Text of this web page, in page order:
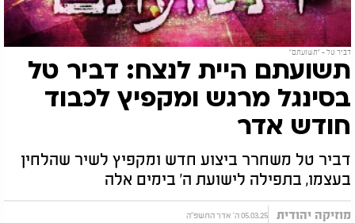
דביר טל - "תשועתם"
תשועתם היית לנצח: דביר טל
בסינגל מרגש ומקפיץ לכבוד
חודש אדר
דביר טל משחרר ביצוע חדש ומקפיץ לשיר שהלחין
בעצמו, בתפילה לישועת ה' בימים אלה
מוזיקה יהודית 05.03.25 ה' אדר התשפ"ה